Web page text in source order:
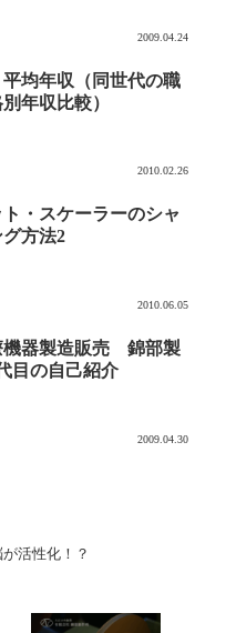
2009.04.24
均年収（同世代の職
年収比較）
2010.02.26
・スケーラーのシャ
方法2
2010.06.05
機器製造販売 錦部製
目の自己紹介
2009.04.30
活性化！？